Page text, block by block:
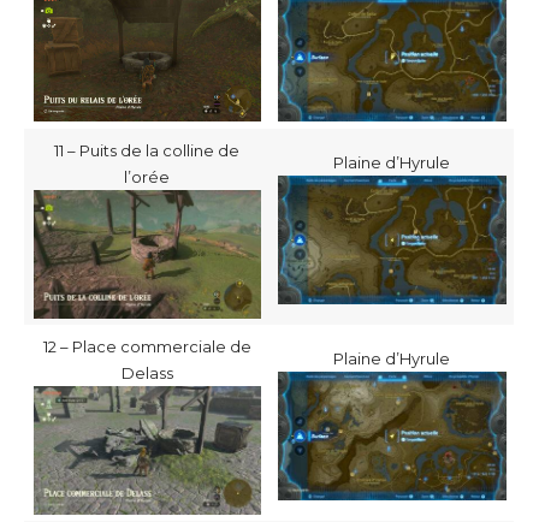
11 – Puits de la colline de
l’orée
Plaine d’Hyrule
12 – Place commerciale de
Delass
Plaine d’Hyrule